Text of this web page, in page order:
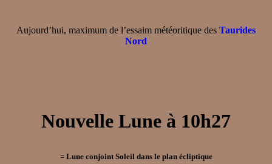
Aujourd’hui, maximum de l’essaim météoritique des Taurides
Nord
Nouvelle Lune à 10h27
= Lune conjoint Soleil dans le plan écliptique